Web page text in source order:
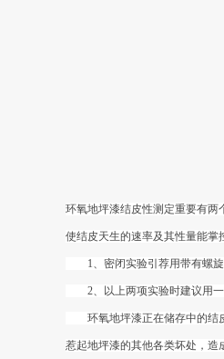
环氧地坪漆结皮性测定重要有两
使结皮天生的速率及其性量能掌
1、密闭实验引荐用带有螺旋
2、以上两项实验时建议用一
环氧地坪漆正在储存中的结皮
惹起地坪漆的其他各类坏处，造